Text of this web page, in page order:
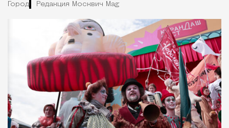
Город Редакция Москвич Mag